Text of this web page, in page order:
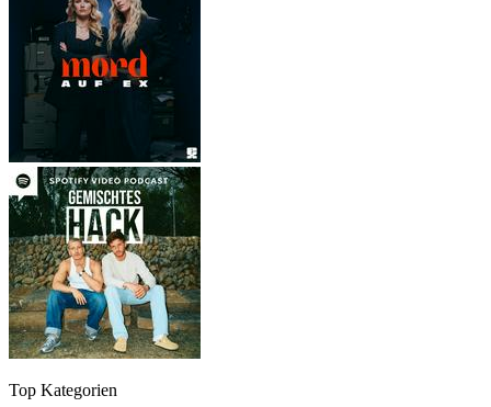
Top Kategorien